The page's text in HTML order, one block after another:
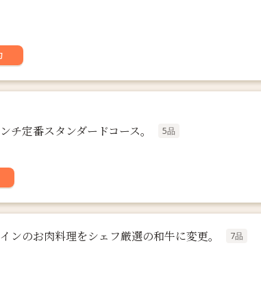
定番スタンダードコース。 5品
のお肉料理をシェフ厳選の和牛に変更。 7品